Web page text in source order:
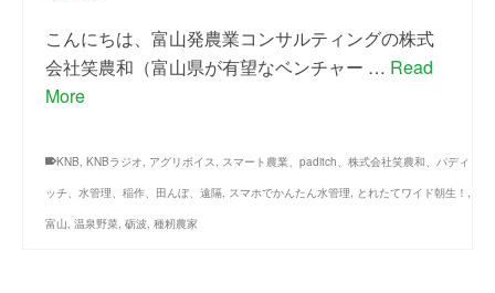
こんにちは、富山発農業コンサルティングの株式
会社笑農和（富山県が有望なベンチャー … Read
More
KNB, KNBラジオ, アグリボイス, スマート農業、paditch、株式会社笑農和、パディ
ッチ、水管理、稲作、田んぼ、遠隔, スマホでかんたん水管理, とれたてワイド朝生！ ,
富山, 温泉野菜, 砺波, 種籾農家